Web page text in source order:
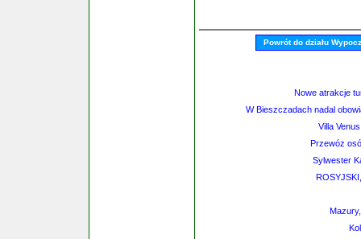
Powrót do działu
Nowe atrakcje
W Bieszczadach nadal
Villa
Przewóz
Sylwester